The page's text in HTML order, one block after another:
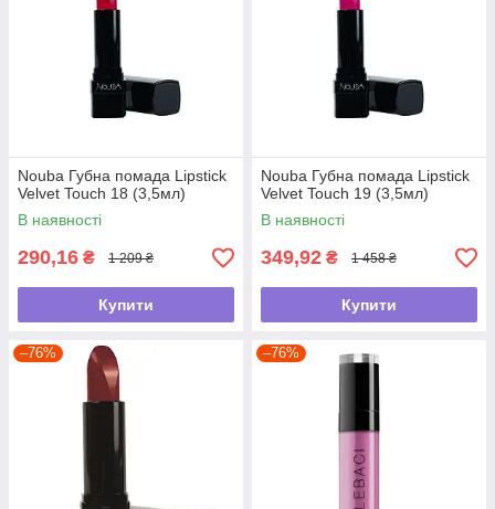
Nouba Губна помада Lipstick
Velvet Touch 18 (3,5мл)
В наявності
290,16 ₴ 1 209 ₴
Купити
Nouba Губна помада Lipstick
Velvet Touch 19 (3,5мл)
В наявності
349,92 ₴ 1 458 ₴
Купити
–76% –76%